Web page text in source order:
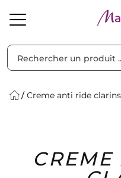
Solaire Homme
Creme anti ride clarins